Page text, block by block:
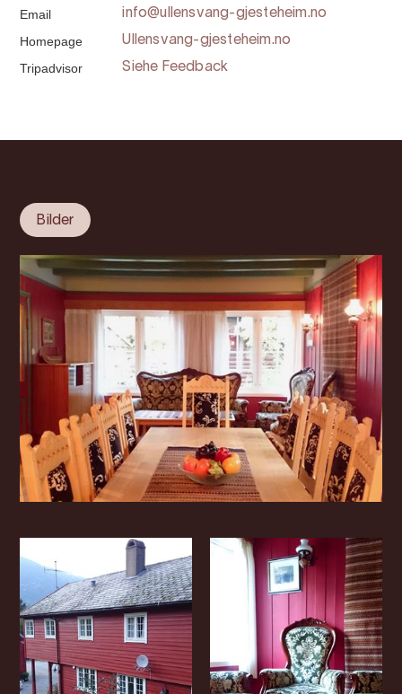
Email info@ullensvang-gjesteheim.no
Homepage Ullensvang-gjesteheim.no
Tripadvisor Siehe Feedback
Bilder